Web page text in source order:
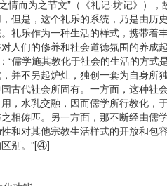
情而为之节文”（《礼记·坊记》）
但是，这个礼乐的系统，乃是由历
礼乐作为一种生活的样式，携带着
人们的修养和社会道德氛围的养成
“儒学施其教化于社会的生活的方式
并不另起炉灶，独创一套为自身所
古代社会所固有。一方面，这种社
，水乳交融，因而儒学所行教化，
相俦匹。另一方面，那不断经由儒
和对其他宗教生活样式的开放和包
别。”[④]